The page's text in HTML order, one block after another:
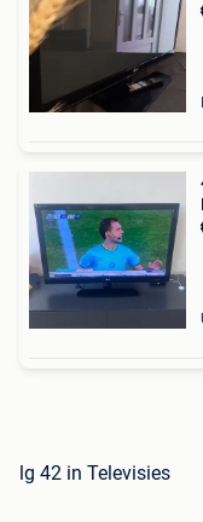
lg 42 in Televisies